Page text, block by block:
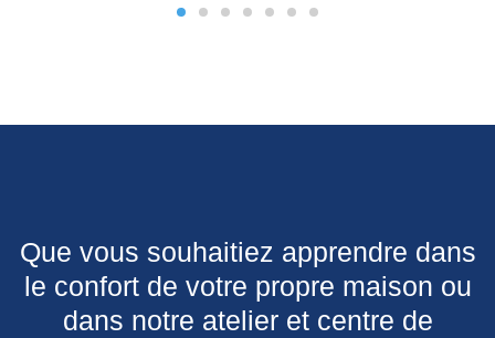
Que vous souhaitiez apprendre dans
le confort de votre propre maison ou
dans notre atelier et centre de